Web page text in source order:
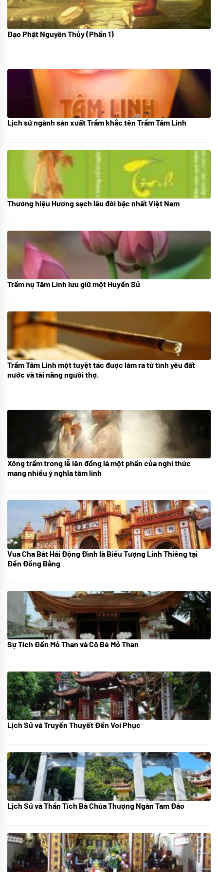
08/06/2022
Đạo Phật Nguyên Thủy (Phần 1)
21/10/2025
Lịch sử ngành sản xuất Trầm khắc tên Trầm Tâm Linh
18/10/2025
Thương hiệu Hương sạch lâu đời bậc nhất Việt Nam
05/10/2025
Trầm nụ Tâm Linh lưu giữ một Huyền Sử
09/06/2024
Trầm Tâm Linh một tuyệt tác được làm ra từ tình yêu đất
nước và tài năng người thợ.
21/07/2024
Xông trầm trong lễ lên đồng là một phần của nghi thức
mang nhiều ý nghĩa tâm linh
08/07/2024
Vua Cha Bát Hải Động Đình là Biểu Tượng Linh Thiêng tại
Đền Đồng Bằng
08/07/2024
Sự Tích Đền Mỏ Than và Cô Bé Mỏ Than
07/07/2024
Lịch Sử và Truyền Thuyết Đền Voi Phục
05/07/2024
Lịch Sử và Thần Tích Bà Chúa Thượng Ngàn Tam Đảo